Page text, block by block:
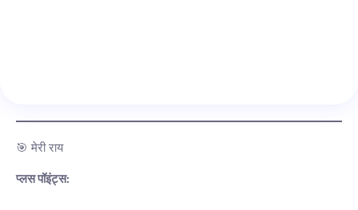
🎯 मेरी राय
प्लस पॉइंट्स: